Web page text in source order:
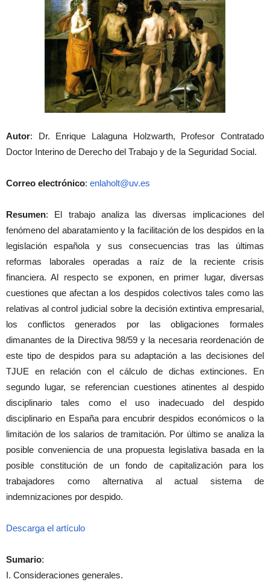
Autor: Dr. Enrique Lalaguna Holzwarth, Profesor Contratado
Doctor Interino de Derecho del Trabajo y de la Seguridad Social.
Correo electrónico: enlaholt@uv.es
Resumen: El trabajo analiza las diversas implicaciones del
fenómeno del abaratamiento y la facilitación de los despidos en la
legislación española y sus consecuencias tras las últimas
reformas laborales operadas a raíz de la reciente crisis
financiera. Al respecto se exponen, en primer lugar, diversas
cuestiones que afectan a los despidos colectivos tales como las
relativas al control judicial sobre la decisión extintiva empresarial,
los conflictos generados por las obligaciones formales
dimanantes de la Directiva 98/59 y la necesaria reordenación de
este tipo de despidos para su adaptación a las decisiones del
TJUE en relación con el cálculo de dichas extinciones. En
segundo lugar, se referencian cuestiones atinentes al despido
disciplinario tales como el uso inadecuado del despido
disciplinario en España para encubrir despidos económicos o la
limitación de los salarios de tramitación. Por último se analiza la
posible conveniencia de una propuesta legislativa basada en la
posible constitución de un fondo de capitalización para los
trabajadores como alternativa al actual sistema de
indemnizaciones por despido.
Descarga el artículo
Sumario:
I. Consideraciones generales.